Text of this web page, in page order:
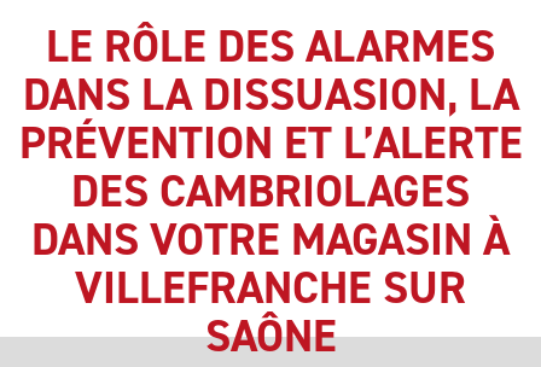
LE RÔLE DES ALARMES
DANS LA DISSUASION, LA
PRÉVENTION ET L’ALERTE
DES CAMBRIOLAGES
DANS VOTRE MAGASIN À
VILLEFRANCHE SUR
SAÔNE